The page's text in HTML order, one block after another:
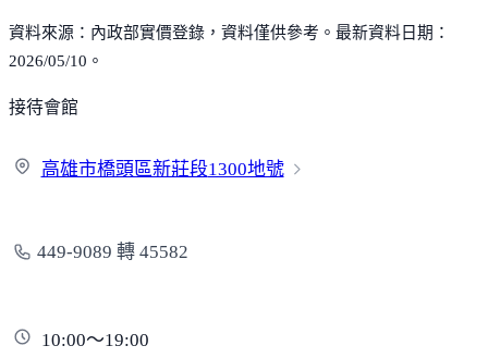
資料來源：內政部實價登錄，資料僅供參考。最新資料日期：
2026/05/10。
接待會館
高雄市橋頭區新莊段1300地號
449-9089 轉 45582
10:00～19:00